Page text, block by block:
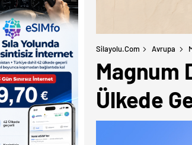
Silayolu.com Avrupa
Magnum
Ülkede